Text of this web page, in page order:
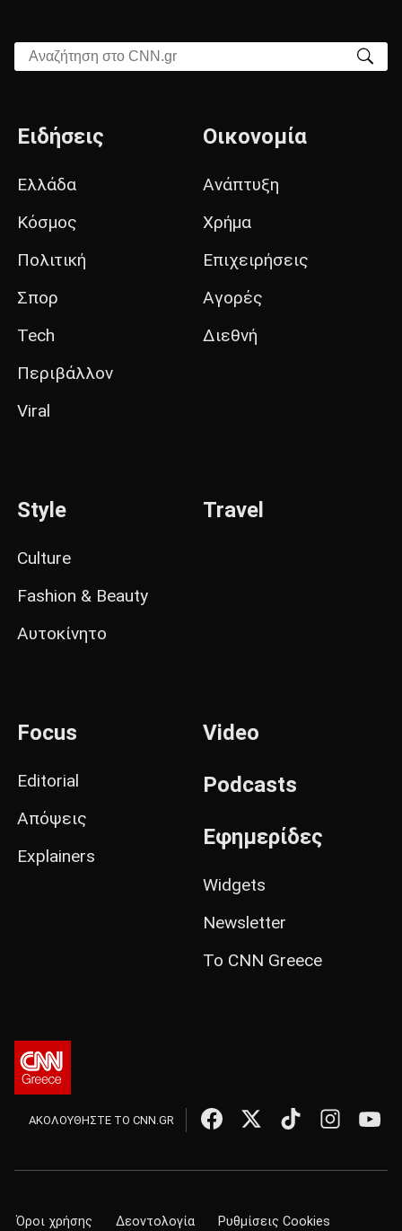
Αναζήτηση στο CNN.gr
Ειδήσεις
Ελλάδα
Κόσμος
Πολιτική
Σπορ
Tech
Περιβάλλον
Viral
Οικονομία
Ανάπτυξη
Χρήμα
Επιχειρήσεις
Αγορές
Διεθνή
Style
Culture
Fashion & Beauty
Αυτοκίνητο
Travel
Focus
Editorial
Απόψεις
Explainers
Video
Podcasts
Εφημερίδες
Widgets
Newsletter
Το CNN Greece
ΑΚΟΛΟΥΘΗΣΤΕ ΤΟ CNN.GR
Όροι χρήσης Δεοντολογία Ρυθμίσεις Cookies